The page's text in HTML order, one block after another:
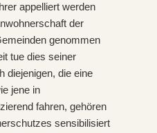
appelliert werden
der
genommen
tue dies seiner
diejenigen, die eine
jene in
fahren, gehören
sensibilisiert